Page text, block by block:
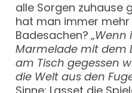
alle Sorgen zuhause
hat man immer
Badesachen?„Wenn
Marmelade mit dem
am Tisch gegessen
die Welt aus den